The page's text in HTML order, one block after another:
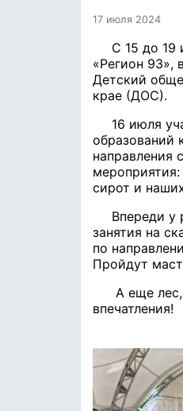
17 июля 2024
С 15 до 19
«Регион 93»,
Детский
крае (ДОС).
16 июля
образований
направления
сирот и
Впереди у
занятия на
по
Пройдут
А еще
впечатления!